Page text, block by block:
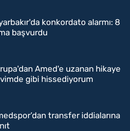
konkordato alarmı: 8
başvurdu
Amed'e uzanan hikaye
gibi hissediyorum
transfer iddialarına